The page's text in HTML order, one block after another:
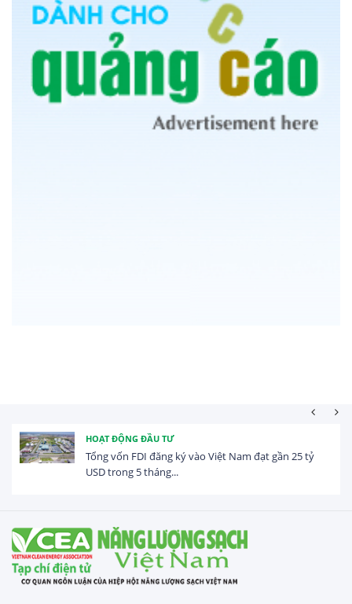
HOẠT ĐỘNG ĐẦU TƯ
Tổng vốn FDI đăng ký vào Việt Nam đạt gần 25 tỷ
USD trong 5 tháng...